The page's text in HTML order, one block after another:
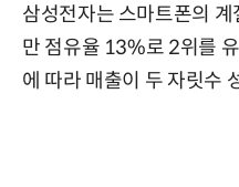
삼성전자는 스마트폰의 계
만 점유율 13%로 2위를
에 따라 매출이 두 자릿수